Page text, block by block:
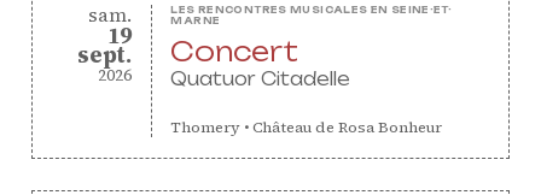
samedi
sam.
19
septembre
sept.
2026
LES RENCONTRES MUSICALES EN SEINE-ET-
MARNE
Concert
Quatuor Citadelle
Thomery •Château de Rosa Bonheur